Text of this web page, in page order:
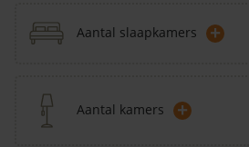
Aantal slaapkamers +
Aantal kamers +